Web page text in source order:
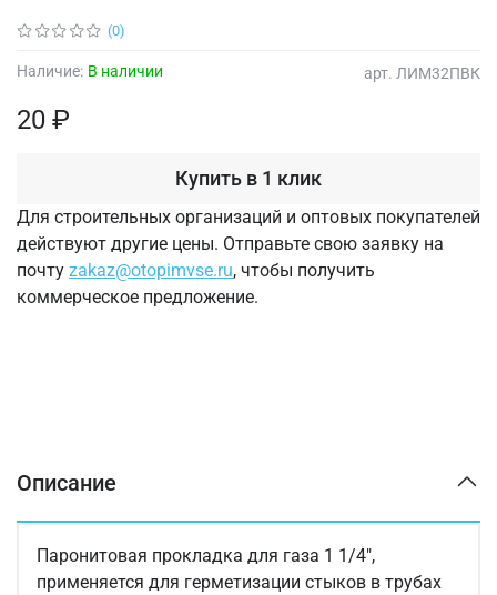
(0)
арт. ЛИМ32ПВК
Наличие: В наличии
20 ₽
Купить в 1 клик
Для строительных организаций и оптовых покупателей
действуют другие цены. Отправьте свою заявку на
почту zakaz@otopimvse.ru, чтобы получить
коммерческое предложение.
Описание
Паронитовая прокладка для газа 1 1/4",
применяется для герметизации стыков в трубах